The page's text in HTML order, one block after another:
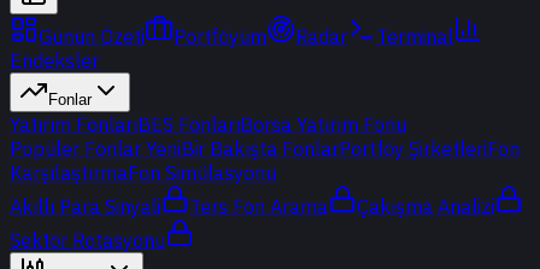
Günün Özeti Portföyüm Radar
Terminal
Endeksler
Fonlar
Yatırım FonlarıBES FonlarıBorsa Yatırım Fonu
Popüler Fonlar YeniBir Bakışta FonlarPortföy ŞirketleriFon
KarşılaştırmaFon Simülasyonu
Akıllı Para Sinyali
Ters Fon Arama
Çakışma Analizi
Sektör Rotasyonu